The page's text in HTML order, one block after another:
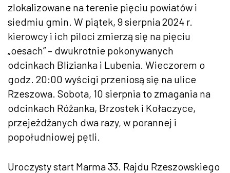
zlokalizowane na terenie pięciu powiatów i
siedmiu gmin. W piątek, 9 sierpnia 2024 r.
kierowcy i ich piloci zmierzą się na pięciu
„oesach” – dwukrotnie pokonywanych
odcinkach Blizianka i Lubenia. Wieczorem o
godz. 20:00 wyścigi przeniosą się na ulice
Rzeszowa. Sobota, 10 sierpnia to zmagania na
odcinkach Różanka, Brzostek i Kołaczyce,
przejeżdżanych dwa razy, w porannej i
popołudniowej pętli.
Uroczysty start Marma 33. Rajdu Rzeszowskiego